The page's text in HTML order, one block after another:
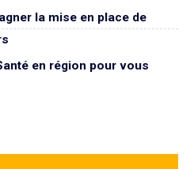
la mise en place de
en région pour vous